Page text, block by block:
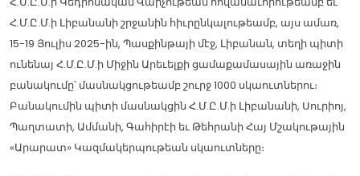
Հ.Մ.Ը.Մ.ի Լիբանանի շրջանին հիւրընկալութեամբ, այս ամառ,
15-19 Յուլիս 2025-ին, Պասքինթայի մէջ, Լիբանան, տեղի պիտի
ունենայ Հ.Մ.Ը.Մ.ի Միջին Արեւելքի ցամաքամասային առաջին
բանակումը՝ մասնակցութեամբ շուրջ 1000 սկաուտներու։
Բանակումին պիտի մասնակցին Հ.Մ.Ը.Մ.ի Լիբանանի, Սուրիոյ,
Պաղտատի, Ամմանի, Գահիրէի եւ Թեհրանի Հայ Մշակութային
«Արարատ» Կազմակերպութեան սկաուտները։